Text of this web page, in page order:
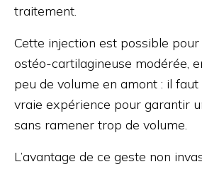
traitement.
Cette injection est possible
ostéo-cartilagineuse modérée,
peu de volume en amont : il
vraie expérience pour garantir
sans ramener trop de volume.
L’avantage de ce geste non